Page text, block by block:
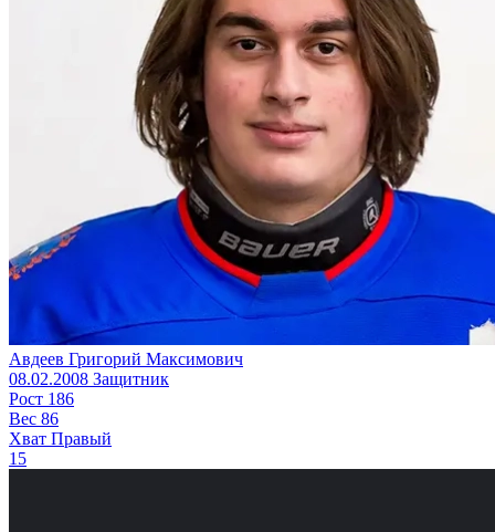
Авдеев Григорий Максимович
08.02.2008 Защитник
Рост 186
Вес 86
Хват Правый
15